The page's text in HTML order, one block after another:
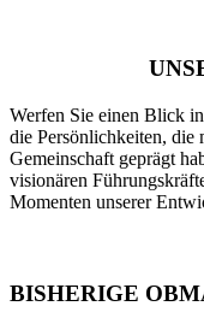
Werfen Sie einen Blick
die Persönlichkeiten, die
Gemeinschaft geprägt
visionären
Momenten unserer
BISHERIGE